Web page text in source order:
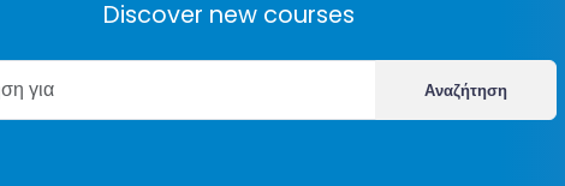
Discover new courses
Αναζήτηση